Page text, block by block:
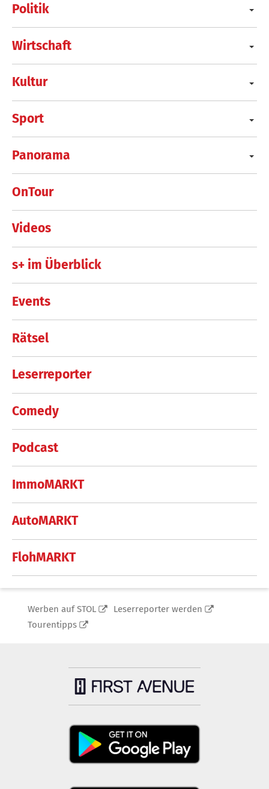
Politik
Wirtschaft
Kultur
Sport
Panorama
OnTour
Videos
s+ im Überblick
Events
Rätsel
Leserreporter
Comedy
Podcast
ImmoMARKT
AutoMARKT
FlohMARKT
Werben auf STOL
Leserreporter werden
Tourentipps